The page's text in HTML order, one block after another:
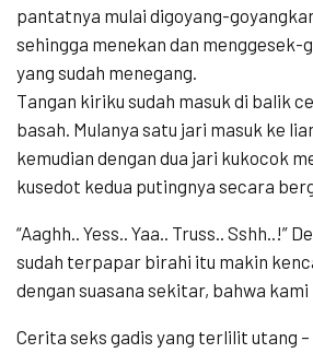
pantatnya mulai digoyang-
sehingga menekan dan menggesek-
yang sudah menegang.
Tangan kiriku sudah masuk di balik
basah. Mulanya satu jari masuk ke
kemudian dengan dua jari kukocok
kusedot kedua putingnya secara
“Aaghh.. Yess.. Yaa.. Truss.. Sshh..!”
sudah terpapar birahi itu makin
dengan suasana sekitar, bahwa
Cerita seks gadis yang terlilit utang –